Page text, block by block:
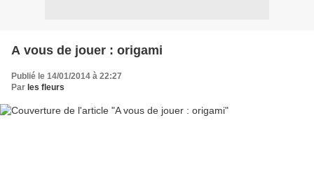
A vous de jouer : origami
Publié le 14/01/2014 à 22:27
Par les fleurs